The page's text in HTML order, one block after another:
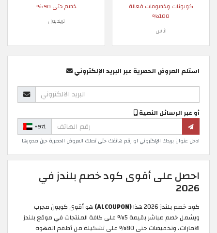
كوبونات وخصومات فعالة
100%
اناس
خصم حتى 90%
ترينديول
استلم العروض الحصرية عبر البريد الإلكتروني
أو عبر الرسائل النصية
+971
ادخل عنوان بريدك الإلكتروني او رقم هاتفك حتى تصلك العروض الحصرية حين صدورها
احصل على أقوى كود خصم بلندز في
2026
كود خصم بلندز 2026 هذا (ALCOUPON)
هو أقوى كوبون مجرب
ويشمل خصم مباشر بقيمة 5% على كافة المنتجات في موقع بلندز
الامارات، وتخفيضات حتى 80% على تشكيلة من أطقم القهوة